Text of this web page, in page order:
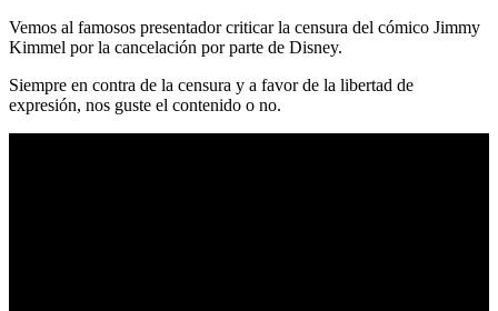
Vemos al famosos presentador criticar la censura del cómico Jimmy
Kimmel por la cancelación por parte de Disney.
Siempre en contra de la censura y a favor de la libertad de
expresión, nos guste el contenido o no.